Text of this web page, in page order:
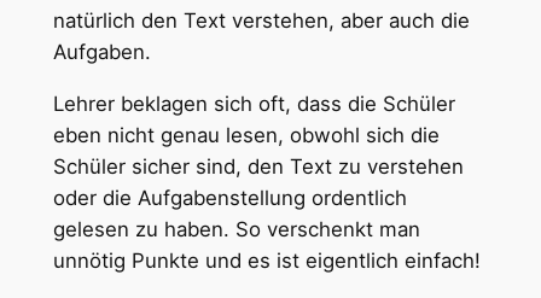
natürlich den Text verstehen, aber auch die
Aufgaben.
Lehrer beklagen sich oft, dass die Schüler
eben nicht genau lesen, obwohl sich die
Schüler sicher sind, den Text zu verstehen
oder die Aufgabenstellung ordentlich
gelesen zu haben. So verschenkt man
unnötig Punkte und es ist eigentlich einfach!